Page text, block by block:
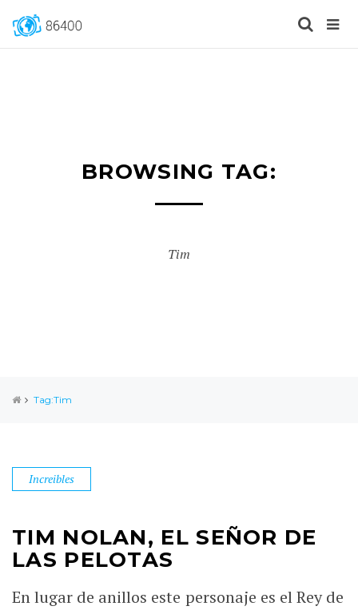
BROWSING TAG:
Tim
Tag:Tim
Increibles
TIM NOLAN, EL SEÑOR DE
LAS PELOTAS
En lugar de anillos este personaje es el Rey de